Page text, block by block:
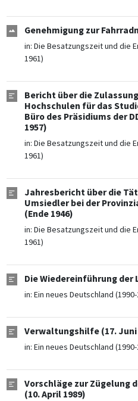
Genehmigung zur
in: Die Besatzungszeit und die
1961)
Bericht über die
Hochschulen für das
Büro des Präsidiums der
1957)
in: Die Besatzungszeit und die
1961)
Jahresbericht über die
Umsiedler bei der
(Ende 1946)
in: Die Besatzungszeit und die
1961)
Die Wiedereinführung der
in: Ein neues Deutschland (1990-
Verwaltungshilfe (17. Juni
in: Ein neues Deutschland (1990-
Vorschläge zur Zügelung
(10. April 1989)